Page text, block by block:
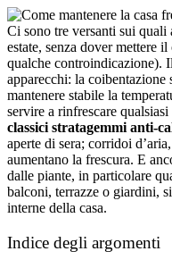
Ci sono tre versanti sui quali
estate, senza dover mettere
qualche controindicazione).
apparecchi: la coibentazione
mantenere stabile la
servire a rinfrescare
classici stratagemmi anti-
aperte di sera; corridoi
aumentano la frescura. E
dalle piante, in particolare
balconi, terrazze o giardini,
interne della casa.
Indice degli argomenti